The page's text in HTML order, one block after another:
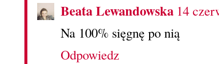
Beata Lewandowska 14
Na 100% sięgnę po nią
Odpowiedz